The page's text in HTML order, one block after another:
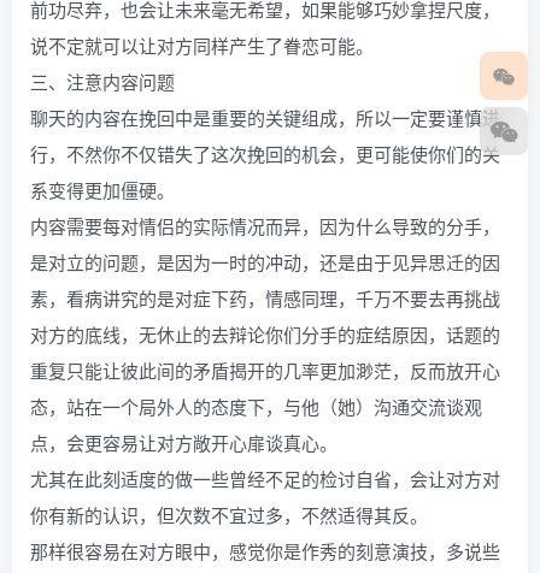
前功尽弃，也会让未来毫无希望，如果能够巧妙拿捏尺度，
说不定就可以让对方同样产生了眷恋可能。
三、注意内容问题
聊天的内容在挽回中是重要的关键组成，所以一定要谨慎进
行，不然你不仅错失了这次挽回的机会，更可能使你们的关
系变得更加僵硬。
内容需要每对情侣的实际情况而异，因为什么导致的分手，
是对立的问题，是因为一时的冲动，还是由于见异思迁的因
素，看病讲究的是对症下药，情感同理，千万不要去再挑战
对方的底线，无休止的去辩论你们分手的症结原因，话题的
重复只能让彼此间的矛盾揭开的几率更加渺茫，反而放开心
态，站在一个局外人的态度下，与他（她）沟通交流谈观
点，会更容易让对方敞开心扉谈真心。
尤其在此刻适度的做一些曾经不足的检讨自省，会让对方对
你有新的认识，但次数不宜过多，不然适得其反。
那样很容易在对方眼中，感觉你是作秀的刻意演技，多说些